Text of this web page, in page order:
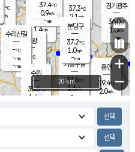
과천
37.0℃
1.4m/s
- mm
용인
39.4℃
2.0m/s
경기광주
36.0℃
1.0m/s
-mm
의왕
- ℃
m/s
mm
℃
m/s
mm
37.3℃
2.1 m/s
-mm
37.4℃
0.9m/s
-mm
기흥구갈
37.6℃
1.6m/s
-
수리산길
-℃
-m/s
-mm
분당구
37.2℃
1.0m/s
-mm
수원
35.6℃
1.6 m/s
+
−
20 km